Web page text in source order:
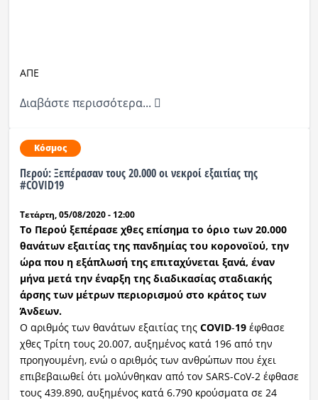
ΑΠΕ
Διαβάστε περισσότερα...
Κόσμος
Περού: Ξεπέρασαν τους 20.000 οι νεκροί εξαιτίας της
#COVID19
Τετάρτη, 05/08/2020 - 12:00
Το Περού ξεπέρασε χθες επίσημα το όριο των 20.000
θανάτων εξαιτίας της πανδημίας του κορονοϊού, την
ώρα που η εξάπλωσή της επιταχύνεται ξανά, έναν
μήνα μετά την έναρξη της διαδικασίας σταδιακής
άρσης των μέτρων περιορισμού στο κράτος των
Άνδεων.
Ο αριθμός των θανάτων εξαιτίας της COVID-19έφθασε
χθες Τρίτη τους 20.007, αυξημένος κατά 196 από την
προηγουμένη, ενώ ο αριθμός των ανθρώπων που έχει
επιβεβαιωθεί ότι μολύνθηκαν από τον SARS-CoV-2 έφθασε
τους 439.890, αυξημένος κατά 6.790 κρούσματα σε 24